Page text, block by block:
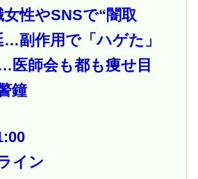
性やSNSで“闇取
副作用で「ハゲた」
医師会も都も痩せ目
鐘
イン